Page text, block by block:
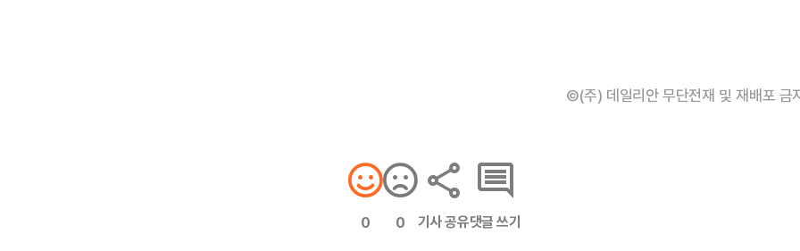
©(주) 데일리안 무단전재 및 재배포 금
0 0 기사 공유댓글 쓰기